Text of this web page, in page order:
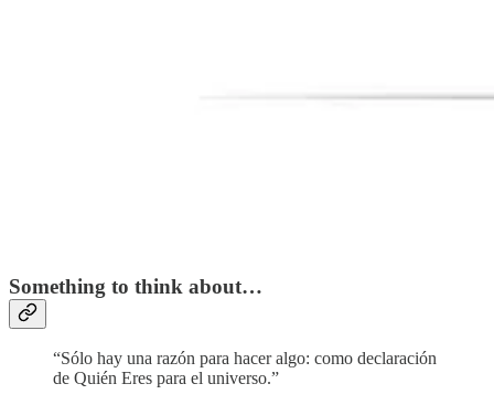
Something to think about…
“Sólo hay una razón para hacer algo: como declaración
de Quién Eres para el universo.”